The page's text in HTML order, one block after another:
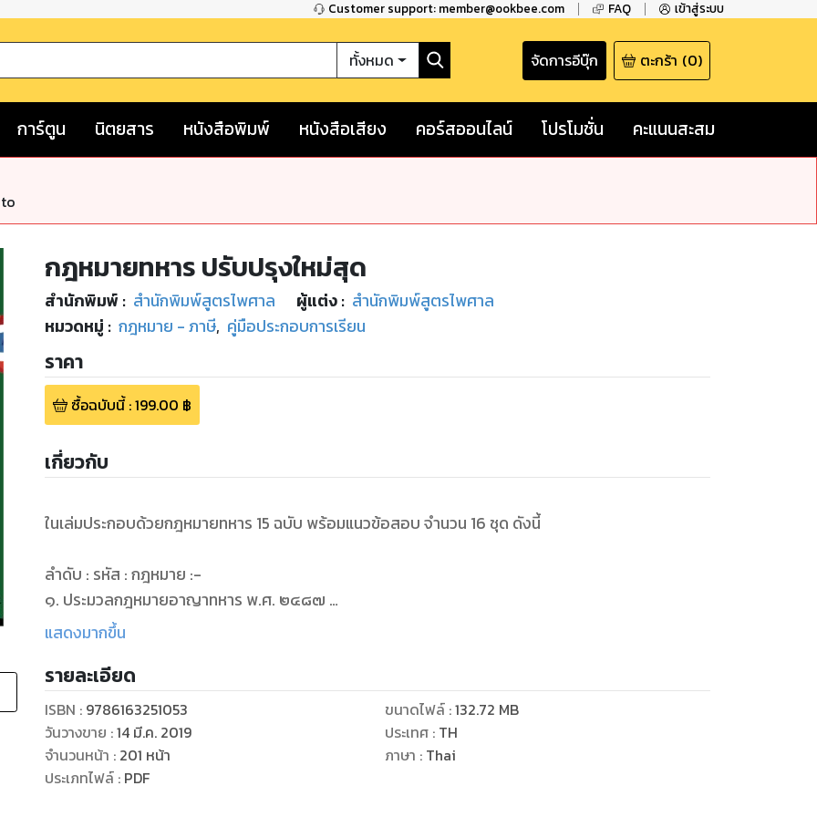
Customer support: member@ookbee.com FAQ เข้าสู่ระบบ
ทั้งหมด จัดการอีบุ๊ก ตะกร้า (0)
การ์ตูน นิตยสาร หนังสือพิมพ์ หนังสือเสียง คอร์สออนไลน์ โปรโมชั่น คะแนนสะสม
กฎหมายทหาร ปรับปรุงใหม่สุด
สำนักพิมพ์ : สำนักพิมพ์สูตรไพศาล ผู้แต่ง : สำนักพิมพ์สูตรไพศาล
หมวดหมู่ : กฎหมาย - ภาษี, คู่มือประกอบการเรียน
ราคา
ซื้อฉบับนี้:199.00 ฿
เกี่ยวกับ
ในเล่มประกอบด้วยกฎหมายทหาร 15 ฉบับ พร้อมแนวข้อสอบ จำนวน 16 ชุด ดังนี้
ลำดับ : รหัส : กฎหมาย :-
๑. ประมวลกฎหมายอาญาทหาร พ.ศ. ๒๔๘๗
๒. พ.ร.บ. กฎอัยการศึก พระพุทธศักราช ๒๔๕๗
๔. พ.ร.บ. การรักษาความมั่นคงภายในราชอาณาจักร พ.ศ. ๒๕๕๑
๕. พ.ร.บ. กำหนดวิทยฐานะผู้สำเร็จวิชาการทหาร พ.ศ. ๒๔๙๗
๖. พ.ร.บ. เครื่องแบบทหาร พุทธศักราช ๒๔๗๗
๗. พ.ร.บ. ธรรมนูญศาลทหาร พ.ศ. ๒๔๙๘
๘. พ.ร.บ. ยศทหาร พุทธศักราช ๒๔๗๙
แสดงมากขึ้น
รายละเอียด
ISBN : 9786163251053
วันวางขาย :14 มี.ค. 2019
จำนวนหน้า : 201 หน้า
ประเภทไฟล์: PDF
ขนาดไฟล์:132.72 MB
ประเทศ : TH
ภาษา : Thai